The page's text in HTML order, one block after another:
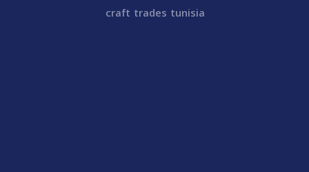
craft trades tunisia